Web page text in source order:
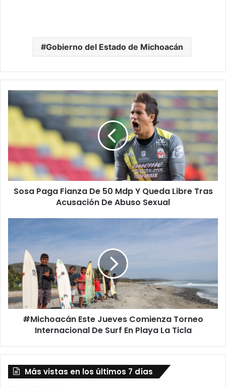
Gobierno del Estado de Michoacán
Sosa
Paga
Fianza
Mdp
Queda
Libre
Tras
Sosa Paga Fianza De 50 Mdp Y Queda Libre Tras
Acusación De Abuso Sexual
Jueves
Comienza
Torneo
Internacional
De
Surf
En
Playa#Michoacán Este Jueves Comienza Torneo
Internacional De Surf En Playa La Ticla
Más vistas en los últimos 7 días